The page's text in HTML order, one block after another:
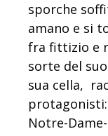
sporche
amano e si
fra fittizio e
sorte del
sua cella,
Notre-